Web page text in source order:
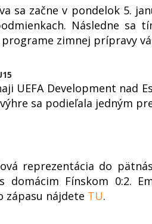
sa začne v pondelok 5.
Následne sa
zimnej prípravy
UEFA Development nad
sa podieľala jedným
reprezentácia do
domácim Fínskom 0:2.
zápasu nájdete TU.